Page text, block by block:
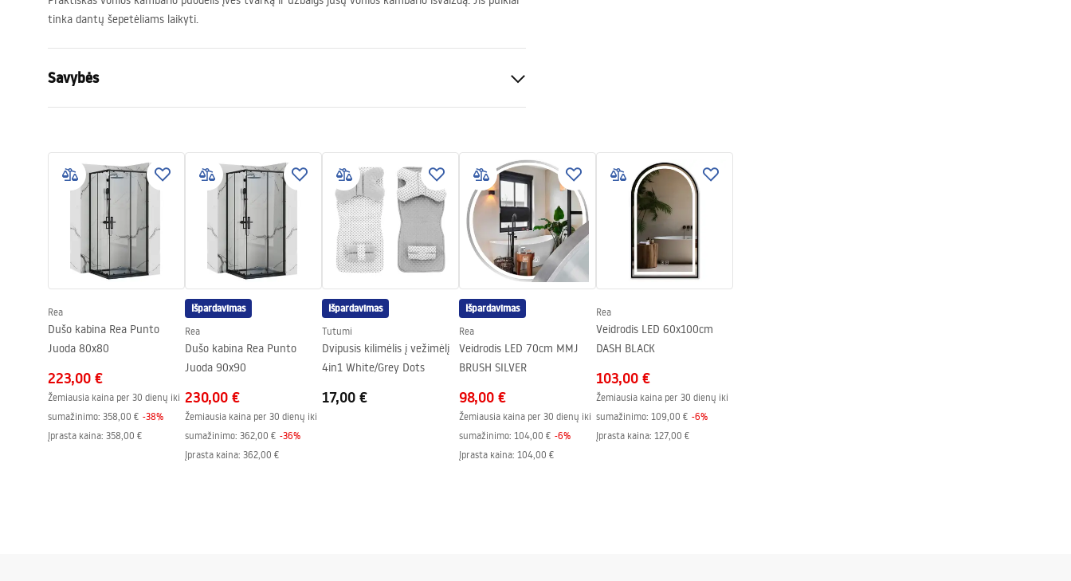
tinka dantų šepetėliams laikyti.
Savybės
Montavimo būdas
Prisukamas
Plotis
mm
mm
Serija
24 mėnesių
Rea
Dušo kabina Rea Punto
Juoda 80x80
223,00 €
Žemiausia kaina per 30 dienų iki
sumažinimo: 358,00 € -38%
Įprasta kaina: 358,00 €
Išpardavimas
Rea
Dušo kabina Rea Punto
Juoda 90x90
230,00 €
Žemiausia kaina per 30 dienų iki
sumažinimo: 362,00 € -36%
Įprasta kaina: 362,00 €
Išpardavimas
Tutumi
Dvipusis kilimėlis į vežimėlį
4in1 White/Grey Dots
17,00 €
Išpardavimas
Rea
Veidrodis LED 70cm MMJ
BRUSH SILVER
98,00 €
Žemiausia kaina per 30 dienų iki
sumažinimo: 104,00 € -6%
Įprasta kaina: 104,00 €
Rea
Veidrodis LED 60x100cm
DASH BLACK
103,00 €
Žemiausia kaina per 30 dienų iki
sumažinimo: 109,00 € -6%
Įprasta kaina: 127,00 €